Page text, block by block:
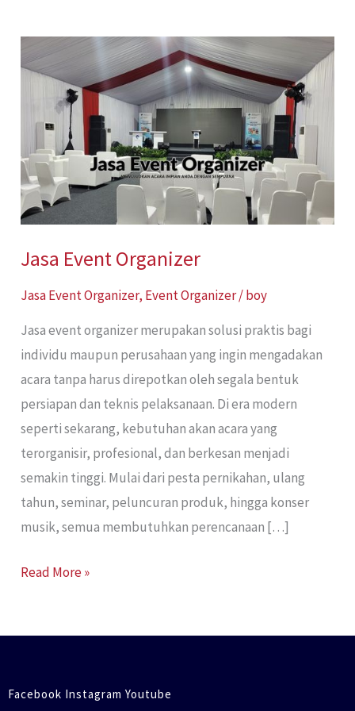
Jasa Event Organizer
Jasa Event Organizer, Event Organizer/boy
Jasa event organizer merupakan solusi praktis bagi
individu maupun perusahaan yang ingin mengadakan
acara tanpa harus direpotkan oleh segala bentuk
persiapan dan teknis pelaksanaan. Di era modern
seperti sekarang, kebutuhan akan acara yang
terorganisir, profesional, dan berkesan menjadi
semakin tinggi. Mulai dari pesta pernikahan, ulang
tahun, seminar, peluncuran produk, hingga konser
musik, semua membutuhkan perencanaan […]
Event
Organizer
Read More »
Facebook Instagram Youtube